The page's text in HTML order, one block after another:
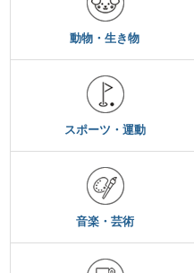
動物・生き物
スポーツ・運動
音楽・芸術